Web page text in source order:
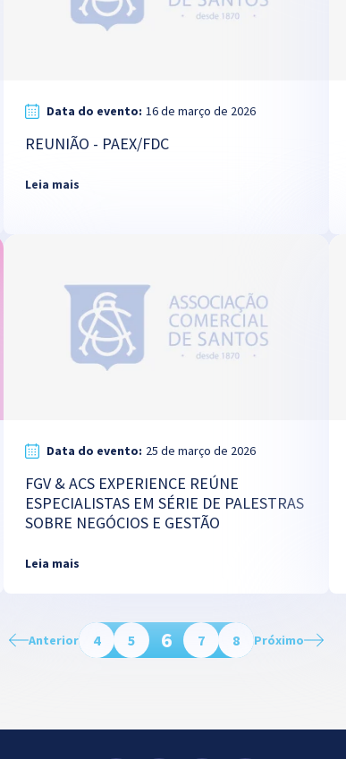
Data do evento: 16 de março de 2026
REUNIÃO - PAEX/FDC
Leia mais
Data do evento: 25 de março de 2026
FGV & ACS EXPERIENCE REÚNE
ESPECIALISTAS EM SÉRIE DE PALESTRAS
SOBRE NEGÓCIOS E GESTÃO
Leia mais
Anterior 4 5 6 7 8 Próximo